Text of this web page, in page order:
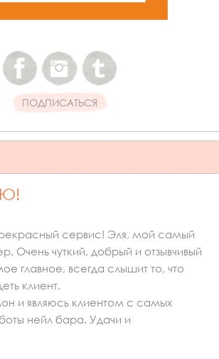
ПОДПИСАТЬСЯ
сервис! Эля, мой самый
Очень чуткий, добрый и отзывчивый
главное, всегда слышит то, что
клиент.
и являюсь клиентом с самых
нейл бара. Удачи и